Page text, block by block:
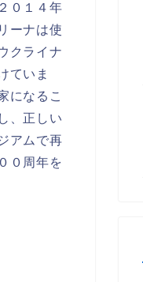
０１４年
ーナは使
クライナ
ていま
になるこ
、正しい
アムで再
０周年を